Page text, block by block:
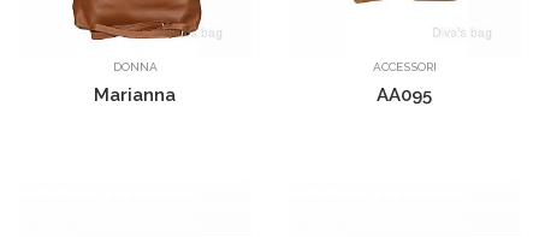
DONNA
Marianna
ACCESSORI
AA095